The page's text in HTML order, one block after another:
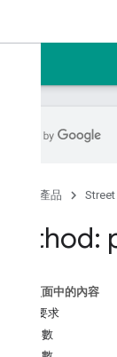
產品
Method:
這個頁面中的內容
HTTP 要求
路徑參數